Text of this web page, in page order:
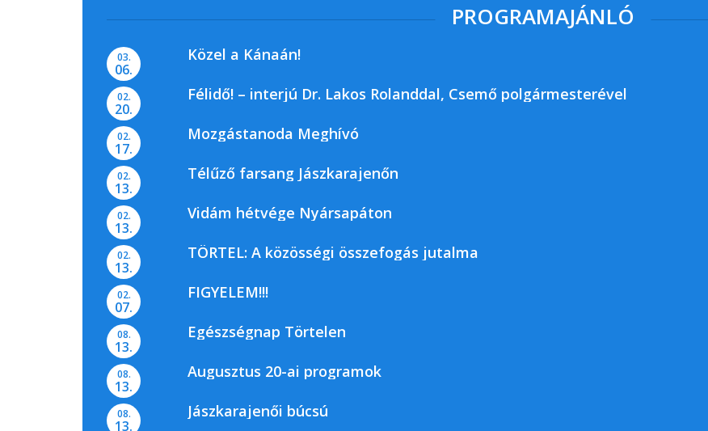
PROGRAMAJÁNLÓ
03.
06.
Közel a Kánaán!
02.
20.
Félidő! – interjú Dr. Lakos Rolanddal, Csemő polgármesterével
02.
17.
Mozgástanoda Meghívó
02.
13.
Télűző farsang Jászkarajenőn
02.
13.
Vidám hétvége Nyársapáton
02.
13.
TÖRTEL: A közösségi összefogás jutalma
02.
07.
FIGYELEM!!!
08.
13.
Egészségnap Törtelen
08.
13.
Augusztus 20-ai programok
08.
13.
Jászkarajenői búcsú